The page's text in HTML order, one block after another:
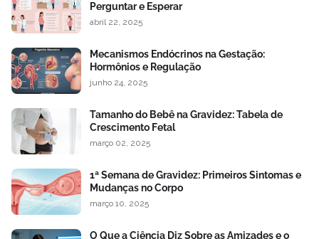
Perguntar e Esperar
abril 22, 2025
Mecanismos Endócrinos na Gestação:
Hormônios e Regulação
junho 24, 2025
Tamanho do Bebê na Gravidez: Tabela de
Crescimento Fetal
março 02, 2025
1ª Semana de Gravidez: Primeiros Sintomas e
Mudanças no Corpo
março 10, 2025
O Que a Ciência Diz Sobre as Amizades e o